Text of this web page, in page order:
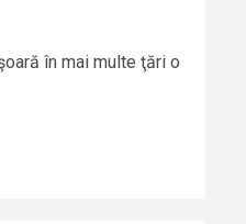
în mai multe ţări o